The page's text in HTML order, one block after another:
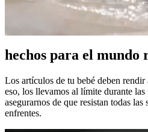
hechos para el mundo
Los artículos de tu bebé deben
eso, los llevamos al límite durante las
asegurarnos de que resistan todas las
enfrentes.